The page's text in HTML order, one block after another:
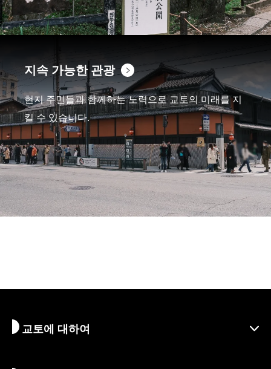
지속 가능한 관광
현지 주민들과 함께하는 노력으로 교토의 미래를 지
킬 수 있습니다.
교토에 대하여